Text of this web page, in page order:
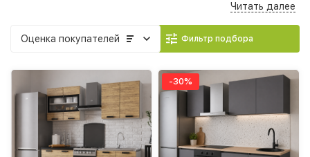
Компактные кухни 1,5–1,7 м легко вписываются в интерьер и
позволяют быстро обустроить кухонную зону без
индивидуального проекта.
Читать далее
Оценка покупателей Фильтр подбора
-30%